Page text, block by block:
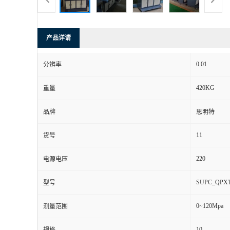
产品详请
分辨率 0.01
重量 420KG
品牌 思明特
货号 11
电源电压 220
型号
测量范围 0~120Mpa